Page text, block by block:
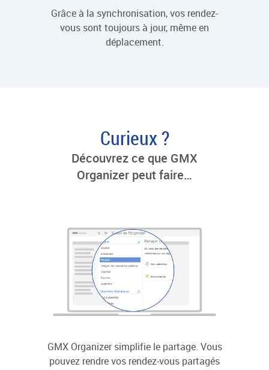
Grâce à la synchronisation, vos rendez-
vous sont toujours à jour, même en
déplacement.
Curieux ?
Découvrez ce que GMX
Organizer peut faire…
GMX Organizer simplifie le partage. Vous
pouvez rendre vos rendez-vous partagés